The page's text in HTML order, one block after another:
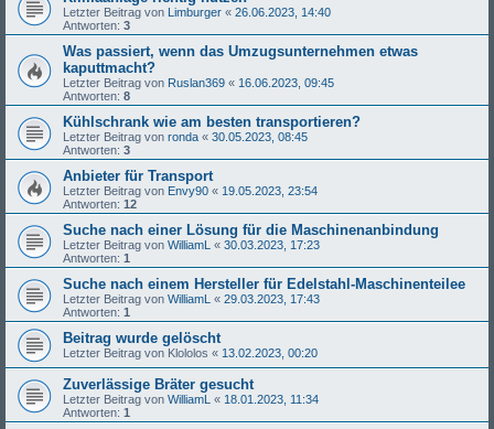
Letzter Beitrag von Limburger « 26.06.2023, 14:40
Antworten: 3
Was passiert, wenn das Umzugsunternehmen etwas
kaputtmacht?
Letzter Beitrag von Ruslan369 « 16.06.2023, 09:45
Antworten: 8
Kühlschrank wie am besten transportieren?
Letzter Beitrag von ronda « 30.05.2023, 08:45
Antworten: 3
Anbieter für Transport
Letzter Beitrag von Envy90 « 19.05.2023, 23:54
Antworten: 12
Suche nach einer Lösung für die Maschinenanbindung
Letzter Beitrag von WilliamL « 30.03.2023, 17:23
Antworten: 1
Suche nach einem Hersteller für Edelstahl-Maschinenteilee
Letzter Beitrag von WilliamL « 29.03.2023, 17:43
Antworten: 1
Beitrag wurde gelöscht
Letzter Beitrag von Klololos « 13.02.2023, 00:20
Zuverlässige Bräter gesucht
Letzter Beitrag von WilliamL « 18.01.2023, 11:34
Antworten: 1